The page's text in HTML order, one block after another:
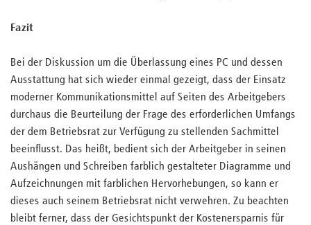
Fazit
Bei der Diskussion um die Überlassung eines PC und dessen
Ausstattung hat sich wieder einmal gezeigt, dass der Einsatz
moderner Kommunikationsmittel auf Seiten des Arbeitgebers
durchaus die Beurteilung der Frage des erforderlichen Umfangs
der dem Betriebsrat zur Verfügung zu stellenden Sachmittel
beeinflusst. Das heißt, bedient sich der Arbeitgeber in seinen
Aushängen und Schreiben farblich gestalteter Diagramme und
Aufzeichnungen mit farblichen Hervorhebungen, so kann er
dieses auch seinem Betriebsrat nicht verwehren. Zu beachten
bleibt ferner, dass der Gesichtspunkt der Kostenersparnis für